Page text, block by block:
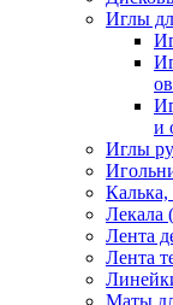
Иглы
и
Иглы
Калька,
Лекала
Лента
Лента
Маты